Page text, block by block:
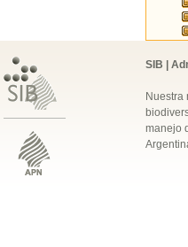
SIB |
Nuestra
manejo